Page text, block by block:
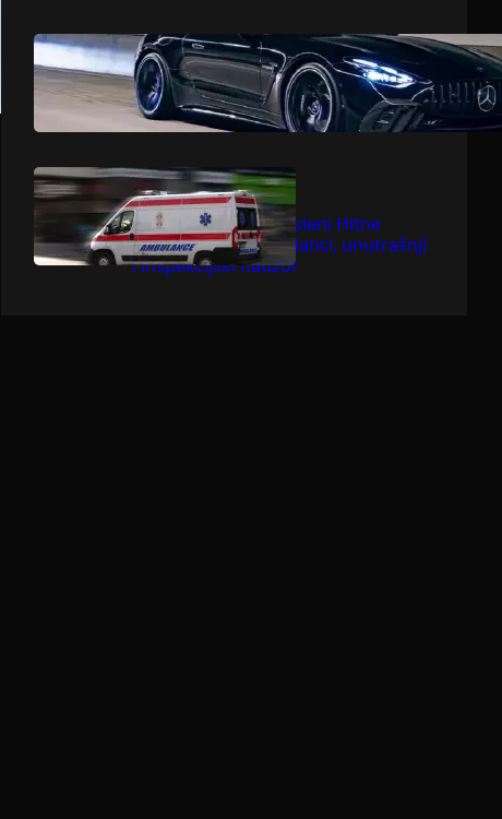
jul 9, 2026.Dragoljub Gajić
Mercedesova V8 zvijer ostavlja
konkurenciju bez daha
jul 9, 2026.Dragoljub Gajić
Suspendovani zaposleni Hitne
pomoći u Bačkoj Palanci, unutrašnji
i inspekcijski nadzor